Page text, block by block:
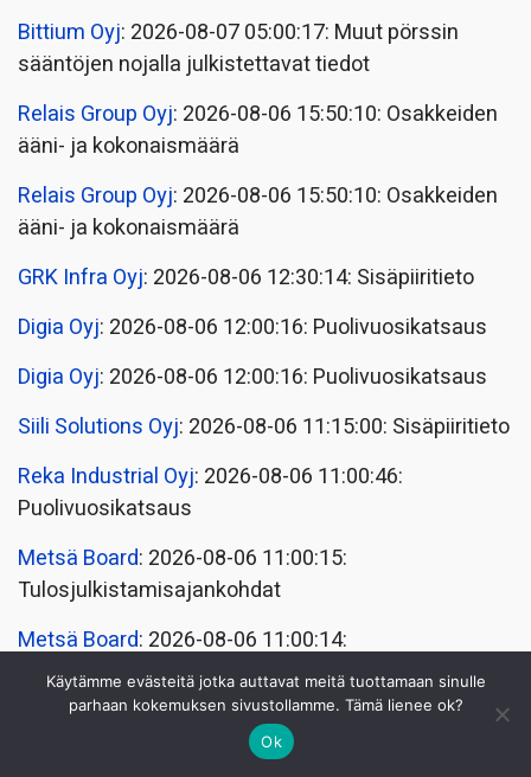
Bittium Oyj: 2026-08-07 05:00:17: Muut pörssin
sääntöjen nojalla julkistettavat tiedot
Relais Group Oyj: 2026-08-06 15:50:10: Osakkeiden
ääni- ja kokonaismäärä
Relais Group Oyj: 2026-08-06 15:50:10: Osakkeiden
ääni- ja kokonaismäärä
GRK Infra Oyj: 2026-08-06 12:30:14: Sisäpiiritieto
Digia Oyj: 2026-08-06 12:00:16: Puolivuosikatsaus
Digia Oyj: 2026-08-06 12:00:16: Puolivuosikatsaus
Siili Solutions Oyj: 2026-08-06 11:15:00: Sisäpiiritieto
Reka Industrial Oyj: 2026-08-06 11:00:46:
Puolivuosikatsaus
Metsä Board: 2026-08-06 11:00:15:
Tulosjulkistamisajankohdat
Metsä Board: 2026-08-06 11:00:14:
Tulosjulkistamisajankohdat
Ilkka Oyj: 2026-08-06 11:00:01: Muutokset
hallitus/johto/tilintarkastus
Käytämme evästeitä jotka auttavat meitä tuottamaan sinulle
parhaan kokemuksen sivustollamme. Tämä lienee ok?
Ok